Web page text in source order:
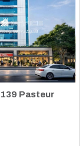
139 Pasteur